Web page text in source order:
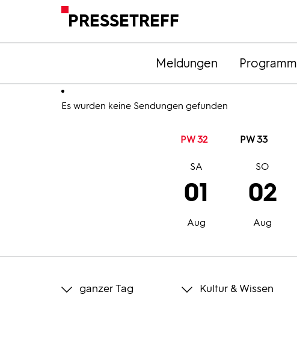
PRESSETREFF
Meldungen Programm
Es wurden keine Sendungen gefunden
PW 32 PW 33
01
Aug
SA
02
Aug
SO
ganzer Tag Kultur & Wissen